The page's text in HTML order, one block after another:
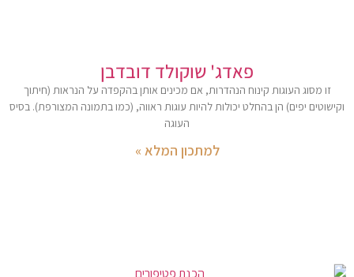
פאדג' שוקולד דובדבן
זו מסוג העוגות קינוח הנהדרות, אם מכינים אותן בהקפדה על הנראות (חיתוך
וקישוטים יפים) הן בהחלט יכולות להיות עוגות ראווה, (כמו בתמונה המצורפת). בסיס
העוגה
למתכון המלא »